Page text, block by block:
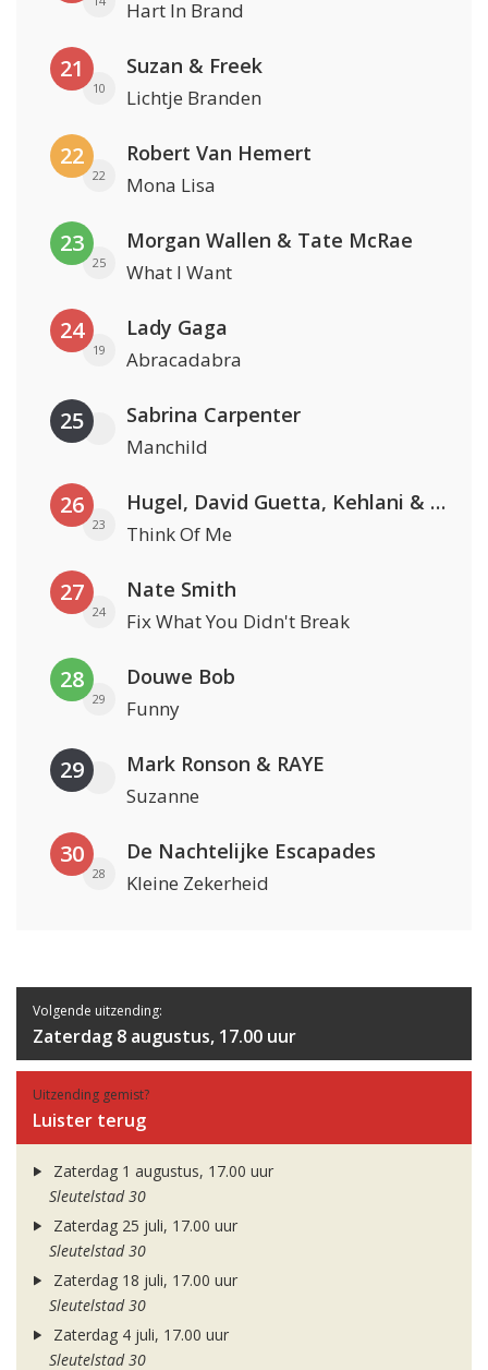
Hart In Brand
21
10
Suzan & Freek
Lichtje Branden
22
22
Robert Van Hemert
Mona Lisa
23
25
Morgan Wallen & Tate McRae
What I Want
24
19
Lady Gaga
Abracadabra
25 Sabrina Carpenter
Manchild
26
23
Hugel, David Guetta, Kehlani & Daecolm
Think Of Me
27
24
Nate Smith
Fix What You Didn't Break
28
29
Douwe Bob
Funny
29 Mark Ronson & RAYE
Suzanne
30
28
De Nachtelijke Escapades
Kleine Zekerheid
Volgende uitzending:
Zaterdag 8 augustus, 17.00 uur
Uitzending gemist?
Luister terug
Zaterdag 1 augustus, 17.00 uur
Sleutelstad 30
Zaterdag 25 juli, 17.00 uur
Sleutelstad 30
Zaterdag 18 juli, 17.00 uur
Sleutelstad 30
Zaterdag 4 juli, 17.00 uur
Sleutelstad 30